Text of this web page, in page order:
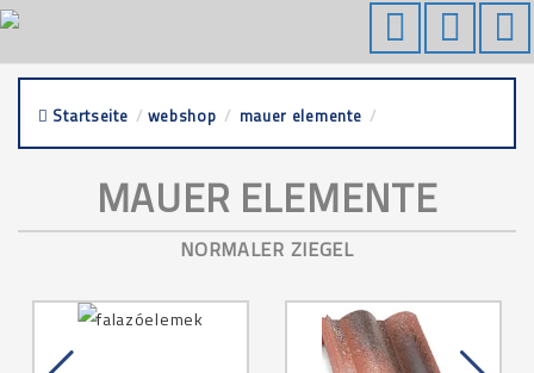
Startseite / webshop / mauer elemente /
MAUER ELEMENTE
NORMALER ZIEGEL